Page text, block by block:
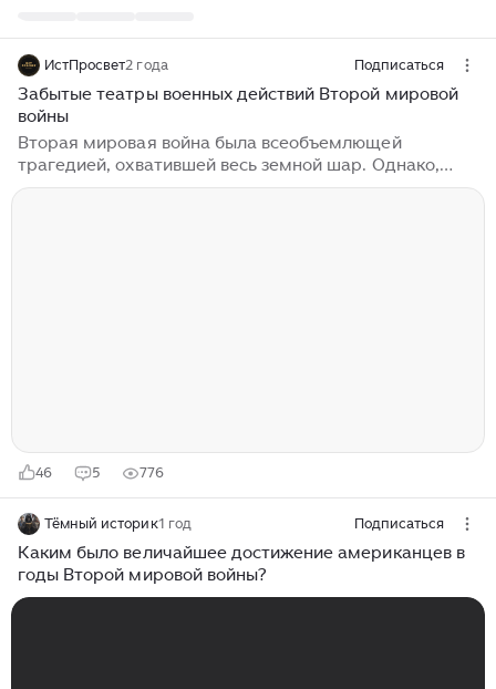
ИстПросвет2 года Подписаться
Забытые театры военных действий Второй мировой
войны
Вторая мировая война была всеобъемлющей
трагедией, охватившей весь земной шар. Однако,
несмотря на внимание, уделяемое теме Второй
46 5 776
Тёмный историк1 год Подписаться
Каким было величайшее достижение американцев в
годы Второй мировой войны?